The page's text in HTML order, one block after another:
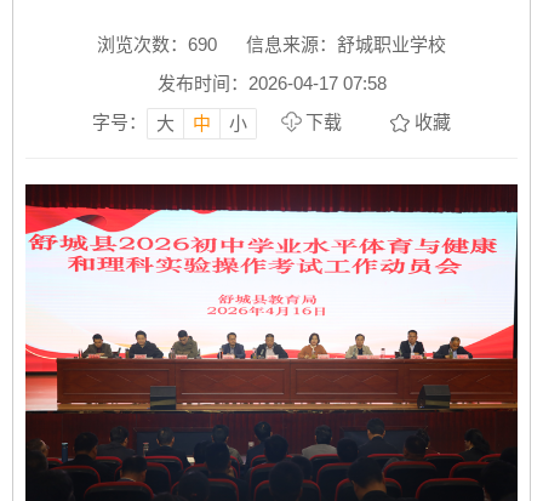
浏览次数： 690
信息来源：舒城职业学校
发布时间：2026-04-17 07:58
字号：
大 中 小 下载 收藏